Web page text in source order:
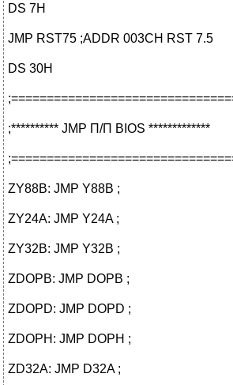
DS 7H
JMP RST75 ;ADDR 003CH RST 7.5
DS 30H
;********** JMP П/П BIOS *************
ZY88B: JMP Y88B ;
ZY24A: JMP Y24A ;
ZY32B: JMP Y32B ;
ZDOPB: JMP DOPB ;
ZDOPD: JMP DOPD ;
ZDOPH: JMP DOPH ;
ZD32A: JMP D32A ;